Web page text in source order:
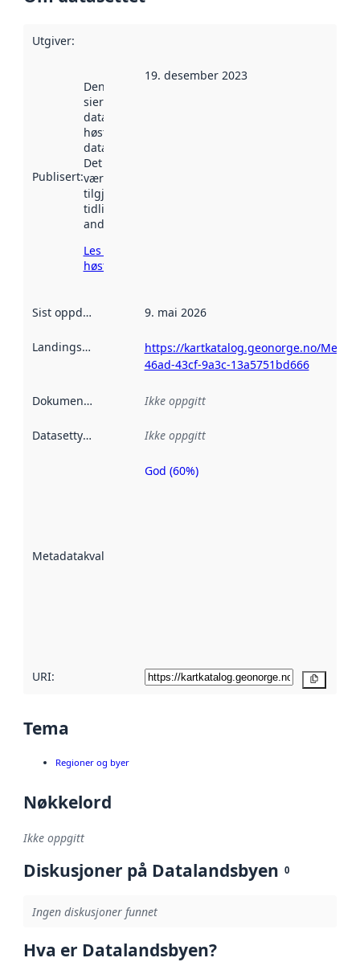
Utgiver:
Publisert:
Denne datoen
sier når
datasettet ble
høstet av
data.norge.no.
Det kan ha
vært
tilgjengelig
tidligere
andre steder.
Les mer om
høsting her
19. desember 2023
Sist oppdatert 9. mai 2026
Landingsside
https://kartkatalog.geonorge.no/
46ad-43cf-9a3c-13a5751bd666
Dokumentasjon Ikke oppgitt
Datasettype Ikke oppgitt
Metadatakvalitet
Metadatakvalitet
God (60%)
URI:
Tema
Regioner og byer
Nøkkelord
Ikke oppgitt
Diskusjoner på Datalandsbyen 0
Ingen diskusjoner funnet
Hva er Datalandsbyen?